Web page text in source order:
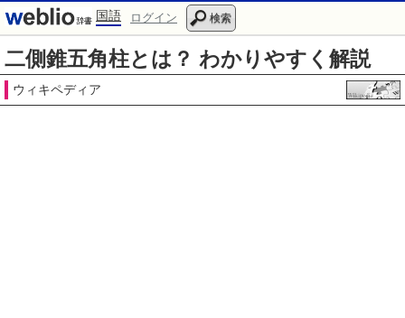
国語 ログイン 検索
二側錐五角柱とは？ わかりやすく解説
ウィキペディア